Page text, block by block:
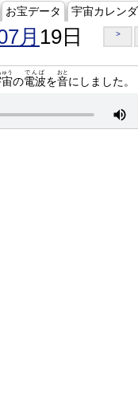
お宝データ 宇宙カレン
月 19日 >
ゅう
の電波
でんぱ
を音
おと
にしました。